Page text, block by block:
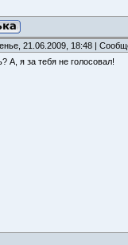
21.06.2009, 18:48 |
А, я за тебя не голосовал!